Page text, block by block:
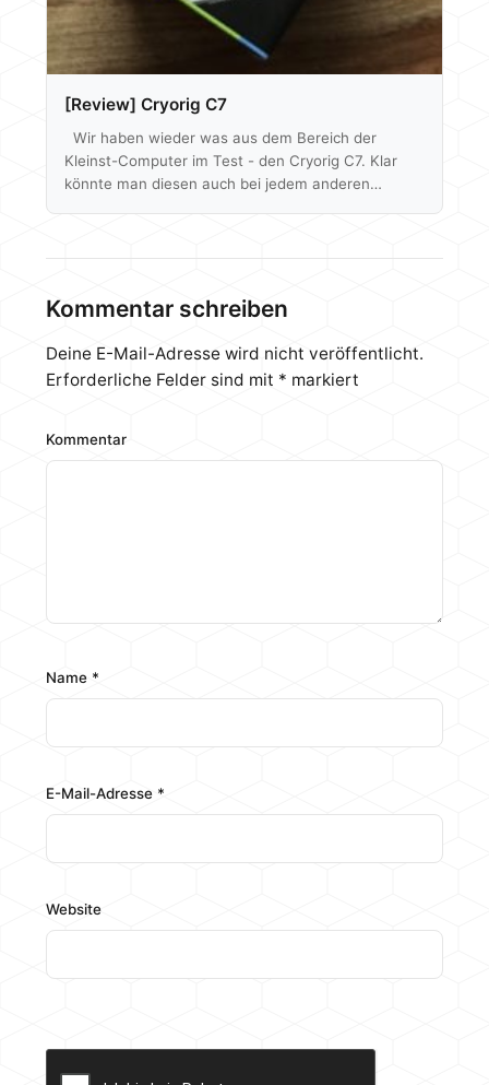
[Review] Cryorig C7
Wir haben wieder was aus dem Bereich der
Kleinst-Computer im Test - den Cryorig C7. Klar
könnte man diesen auch bei jedem anderen
Benchtables und die Verpackung ist gerade mal so
groß wie die einer CPU, aber stimmt denn auch die
Leistung? Wir haben…
Kommentar schreiben
Deine E-Mail-Adresse wird nicht veröffentlicht.
Erforderliche Felder sind mit * markiert
Kommentar
Name *
E-Mail-Adresse *
Website